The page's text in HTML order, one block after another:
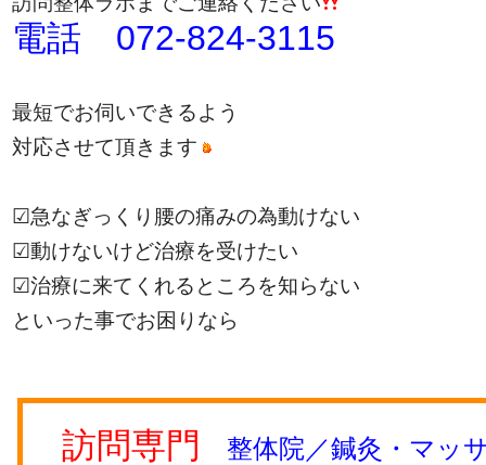
電話 072-824-3115
最短でお伺いできるよう
対応させて頂きます
☑急なぎっくり腰の痛みの為動けない
☑動けないけど治療を受けたい
☑治療に来てくれるところを知らない
といった事でお困りなら
訪問専門 整体院／鍼灸・マッ